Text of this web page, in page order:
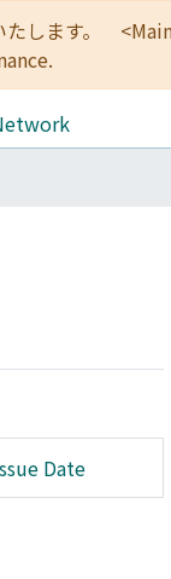
たします。
Date